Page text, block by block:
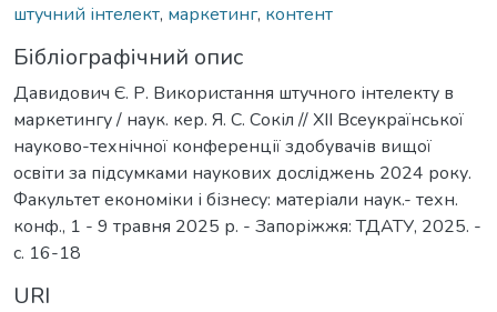
штучний інтелект, маркетинг, контент
Бібліографічний опис
Давидович Є. Р. Використання штучного інтелекту в
маркетингу / наук. кер. Я. С. Сокіл // ХІІ Всеукраїнської
науково-технічної конференції здобувачів вищої
освіти за підсумками наукових досліджень 2024 року.
Факультет економіки і бізнесу: матеріали наук.- техн.
конф., 1 - 9 травня 2025 р. - Запоріжжя: ТДАТУ, 2025. -
с. 16-18
URI